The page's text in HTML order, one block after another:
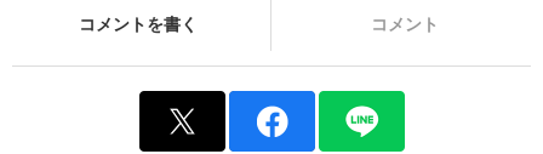
コメントを書く コメント